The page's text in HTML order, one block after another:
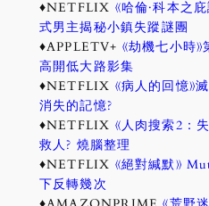
♦NETFLIX 《哈倫·科本之
式男主揭秘小鎮失蹤謎團
♦APPLETV+ 《劫機七小時
高開低大路影集
♦NETFLIX 《病人的回憶》
消失的記憶?
♦NETFLIX 《人肉搜索2：
救人? 燒腦整理
♦NETFLIX 《絕對緘默》
下反轉幾次